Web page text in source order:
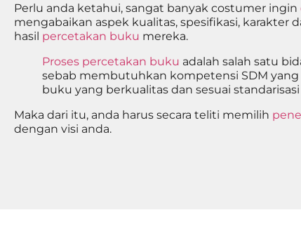
Perlu anda ketahui, sangat banyak costumer ingin
mengabaikan aspek kualitas, spesifikasi, karakter
hasil percetakan buku mereka.
Proses percetakan buku adalah salah satu
sebab membutuhkan kompetensi SDM
buku yang berkualitas dan sesuai
Maka dari itu, anda harus secara teliti memilih
dengan visi anda.